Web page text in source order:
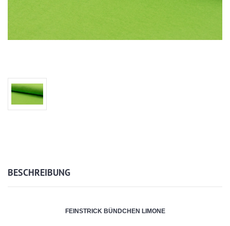
BESCHREIBUNG
FEINSTRICK BÜNDCHEN LIMONE